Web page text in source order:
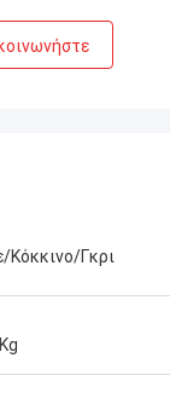
Κόκκινο/Γκρι